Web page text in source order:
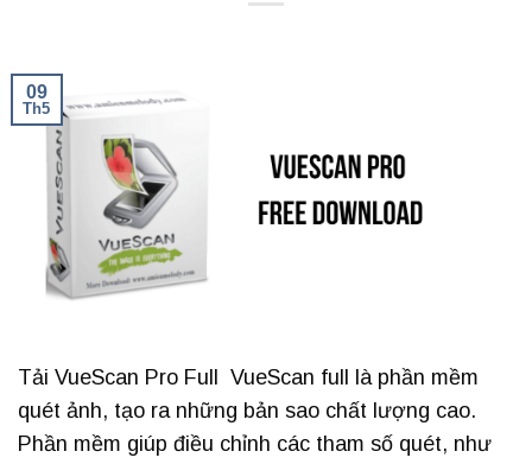
09
Th5
Tải VueScan Pro Full VueScan full là phần mềm
quét ảnh, tạo ra những bản sao chất lượng cao.
Phần mềm giúp điều chỉnh các tham số quét, như